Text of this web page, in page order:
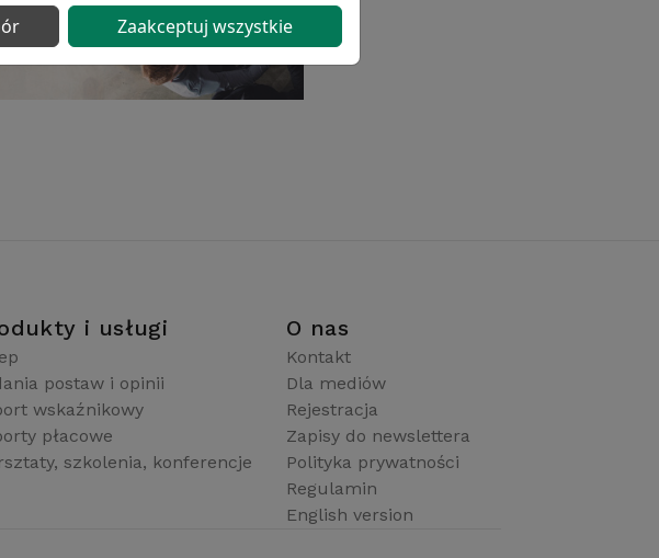
i usługi
postaw i opinii
wskaźnikowy
płacowe
szkolenia, konferencje
O nas
Kontakt
Dla mediów
Rejestracja
Zapisy do newslettera
Polityka prywatności
Regulamin
English version
Zaakceptuj wszystkie